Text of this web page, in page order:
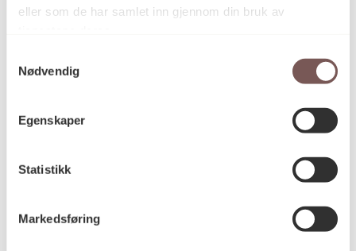
eller som de har samlet inn gjennom din bruk av
Nødvendig
Egenskaper
Statistikk
Markedsføring
post@koro.no
Besøksadresse
Victoria Terrasse 11
0251 Oslo